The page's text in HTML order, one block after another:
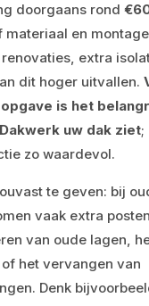
doorgaans rond
en
extra
dit hoger uitvallen.
is het
uw dak ziet;
zo waardevol.
te geven: bij
vaak extra
van oude lagen,
het vervangen van
Denk